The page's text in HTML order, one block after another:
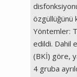
özgüllüğünü
Yöntemler:
edildi. Dahil
(BKİ) göre,
4 gruba